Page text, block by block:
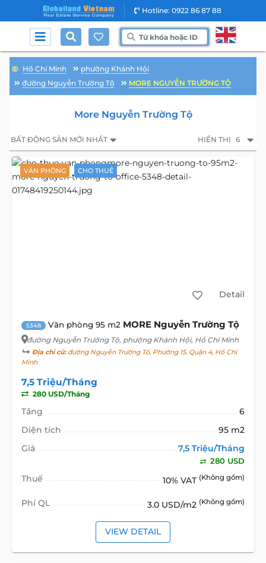
Hotline: 0922 86 87 88
Hồ Chí Minh
phường Khánh Hội
đường Nguyễn Trường Tộ
MORE NGUYỄN TRƯỜNG TỘ
More Nguyễn Trường Tộ
BẤT ĐỘNG SẢN MỚI NHẤT HIỂN THỊ 6
VĂN PHÒNG CHO THUÊ
Detail
5348 Văn phòng 95 m2 MORE Nguyễn Trường Tộ
đường Nguyễn Trường Tộ, phường Khánh Hội, Hồ Chí Minh
Địa chỉ cũ:đường Nguyễn Trường Tộ, Phường 15, Quận 4, Hồ Chí
Minh
7,5 Triệu/Tháng
280 USD/Tháng
Tầng
6
Diện tích
95 m2
Giá
7,5 Triệu/Tháng
280 USD
Thuế 10% VAT (Không gồm)
Phí QL 3.0 USD/m2 (Không gồm)
VIEW DETAIL